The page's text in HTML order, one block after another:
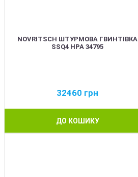
NOVRITSCH ШТУРМОВА ГВИНТІВКА
SSQ4 HPA 34795
32460 грн
ДО КОШИКУ